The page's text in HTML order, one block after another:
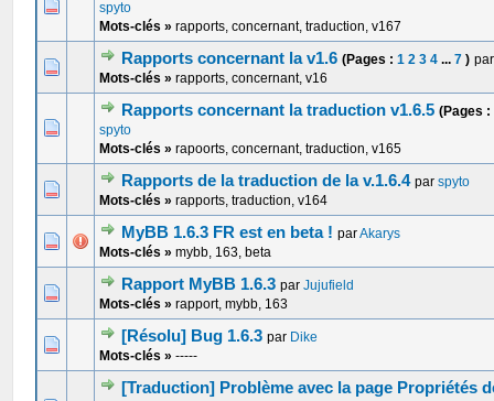
spyto
Mots-clés »rapports, concernant, traduction, v167
0 Votes - 0 sur 5 en moyenne
Rapports concernant la v1.6 (Pages :1 2 3 4 ...7 )
Mots-clés »rapports, concernant, v16
0 Votes - 0 sur 5 en moyenne
12345
Rapports concernant la traduction v1.6.5 (Pages :
spyto
Mots-clés »rapoorts, concernant, traduction, v165
0 Votes - 0 sur 5 en moyenne
Rapports de la traduction de la v.1.6.4 parspyto
Mots-clés »rapports, traduction, v164
0 Votes - 0 sur 5 en moyenne
12 34 5
MyBB 1.6.3 FR est en beta ! parAkarys
Mots-clés »mybb, 163, beta
0 Votes - 0 sur 5 en moyenne
1 2 34 5
Rapport MyBB 1.6.3 parJujufield
Mots-clés »rapport, mybb, 163
0 Votes - 0 sur 5 en moyenne
1234 5
[Résolu] Bug 1.6.3 par Dike
Mots-clés »-----
0 Votes - 0 sur 5 en moyenne
123 45
[Traduction] Problème avec la page Propriétés